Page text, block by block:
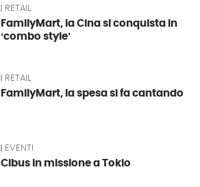
RETAIL
FamilyMart, la Cina si conquista in
ʻcombo styleʼ
RETAIL
FamilyMart, la spesa si fa cantando
EVENTI
Cibus in missione a Tokio